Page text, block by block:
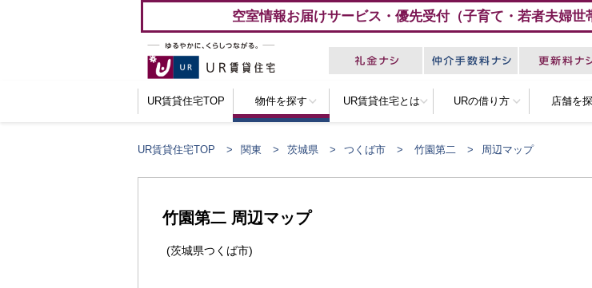
空室情報お届けサービス・優先受付（子育て・若者夫婦世
UR賃貸住宅TOP 物件を探す UR賃貸住宅とは URの借り方 店舗を
UR賃貸住宅TOP 関東 茨城県 つくば市 竹園第二 周辺マップ
竹園第二 周辺マップ
(茨城県つくば市)